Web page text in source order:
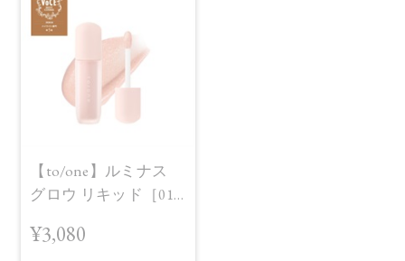
【to/one】ルミナス
グロウ リキッド［01
¥3,080